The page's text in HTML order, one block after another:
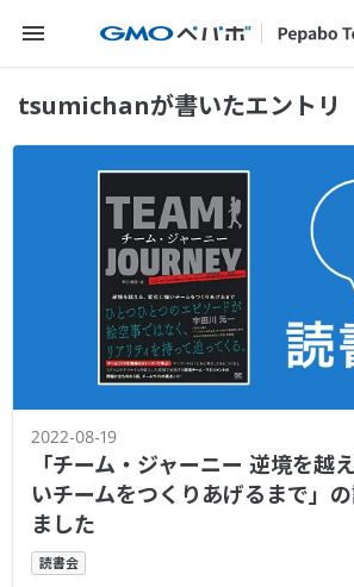
メニューを開く
tsumichanが書いたエントリ
2022-08-19
「チーム・ジャーニー 逆境を越
いチームをつくりあげるまで」
ました
読書会